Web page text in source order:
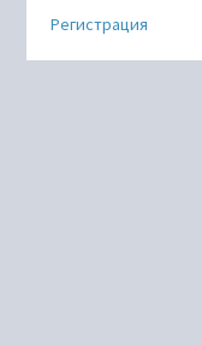
Регистрация